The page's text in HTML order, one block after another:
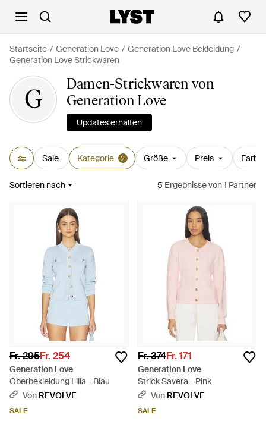
Startseite Generation Love
Generation Love Bekleidung
Generation Love Strickwaren
G
Damen-Strickwaren von
Generation Love
Updates erhalten
Sale Kategorie 2 Größe Preis Farbe
Sortieren nach 5 Ergebnissevon1 Partner
Fr. 295Fr. 254
Generation Love
Oberbekleidung Lilla - Blau
Von REVOLVE
SALE
Fr. 374Fr. 171
Generation Love
Strick Savera - Pink
Von REVOLVE
SALE